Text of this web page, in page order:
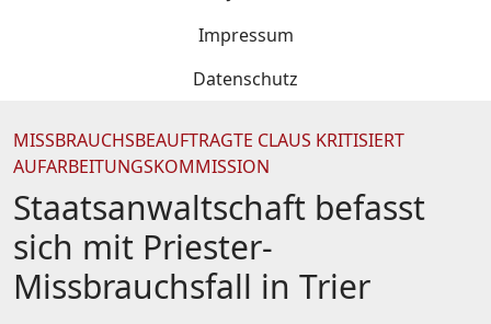
Impressum
Datenschutz
MISSBRAUCHSBEAUFTRAGTE CLAUS KRITISIERT
AUFARBEITUNGSKOMMISSION
Staatsanwaltschaft befasst
sich mit Priester-
Missbrauchsfall in Trier